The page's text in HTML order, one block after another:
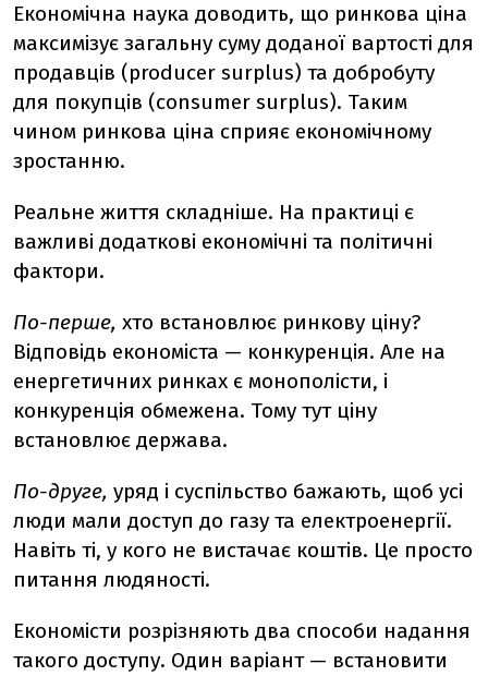
Економічна наука доводить, що ринкова ціна
максимізує загальну суму доданої вартості для
продавців (producer surplus) та добробуту
для покупців (consumer surplus). Таким
чином ринкова ціна сприяє економічному
зростанню.
Реальне життя складніше. На практиці є
важливі додаткові економічні та політичні
фактори.
По-перше, хто встановлює ринкову ціну?
Відповідь економіста — конкуренція. Але на
енергетичних ринках є монополісти, і
конкуренція обмежена. Тому тут ціну
встановлює держава.
По-друге, уряд і суспільство бажають, щоб усі
люди мали доступ до газу та електроенергії.
Навіть ті, у кого не вистачає коштів. Це просто
питання людяності.
Економісти розрізняють два способи надання
такого доступу. Один варіант — встановити